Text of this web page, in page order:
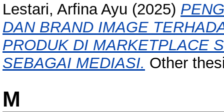
Lestari, Arfina Ayu (2025)
DAN BRAND IMAGE
PRODUK DI MARKETPLACE
SEBAGAI MEDIASI. Other
M